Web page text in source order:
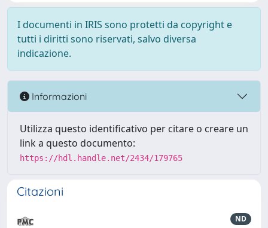
I documenti in IRIS sono protetti da copyright e
tutti i diritti sono riservati, salvo diversa
indicazione.
Informazioni
Utilizza questo identificativo per citare o creare un
link a questo documento:
https://hdl.handle.net/2434/179765
Citazioni
ND